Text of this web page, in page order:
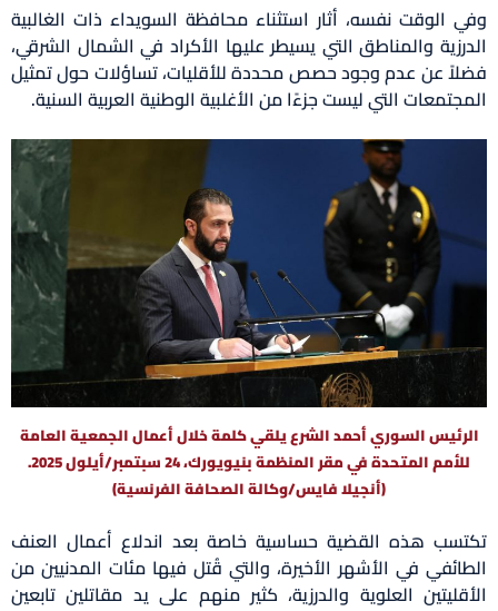
وفي الوقت نفسه، أثار استثناء محافظة السويداء ذات الغالبية
الدرزية والمناطق التي يسيطر عليها الأكراد في الشمال الشرقي،
فضلاً عن عدم وجود حصص محددة للأقليات، تساؤلات حول تمثيل
المجتمعات التي ليست جزءًا من الأغلبية الوطنية العربية السنية.
الرئيس السوري أحمد الشرع يلقي كلمة خلال أعمال الجمعية العامة
للأمم المتحدة في مقر المنظمة بنيويورك، 24 سبتمبر/أيلول 2025.
(أنجيلا فايس/وكالة الصحافة الفرنسية)
تكتسب هذه القضية حساسية خاصة بعد اندلاع أعمال العنف
الطائفي في الأشهر الأخيرة، والتي قُتل فيها مئات المدنيين من
الأقليتين العلوية والدرزية، كثير منهم على يد مقاتلين تابعين